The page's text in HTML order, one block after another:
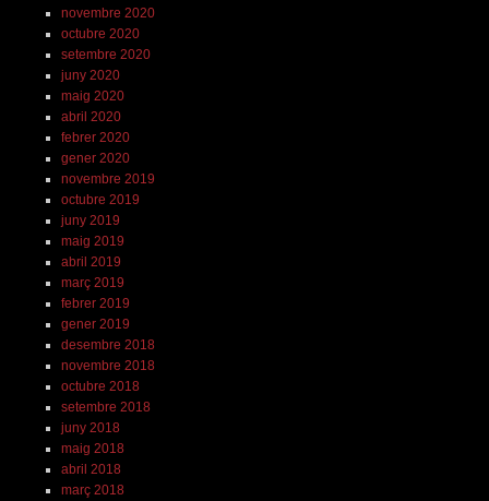
novembre 2020
octubre 2020
setembre 2020
juny 2020
maig 2020
abril 2020
febrer 2020
gener 2020
novembre 2019
octubre 2019
juny 2019
maig 2019
abril 2019
març 2019
febrer 2019
gener 2019
desembre 2018
novembre 2018
octubre 2018
setembre 2018
juny 2018
maig 2018
abril 2018
març 2018